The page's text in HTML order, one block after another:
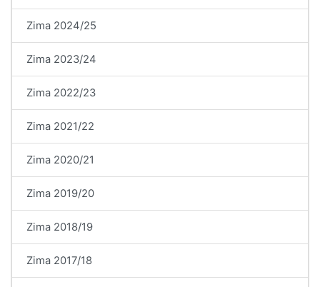
Zima 2024/25
Zima 2023/24
Zima 2022/23
Zima 2021/22
Zima 2020/21
Zima 2019/20
Zima 2018/19
Zima 2017/18